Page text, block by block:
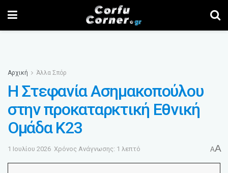
Αρχική Άλλα Σπόρ
Η Στεφανία Ασημακοπούλου
στην προκαταρκτική Εθνική
Ομάδα Κ23
1 Ιουλίου 2026 Χρόνος Ανάγνωσης: 1 λεπτό AA